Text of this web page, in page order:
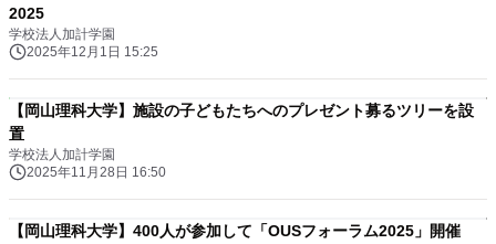
2025
学校法人加計学園
2025年12月1日 15:25
【岡山理科大学】施設の子どもたちへのプレゼント募るツリーを設
置
学校法人加計学園
2025年11月28日 16:50
【岡山理科大学】400人が参加して「OUSフォーラム2025」開催